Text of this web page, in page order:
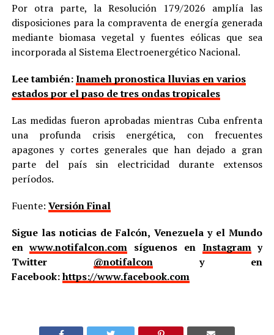
Por otra parte, la Resolución 179/2026 amplía las
disposiciones para la compraventa de energía generada
mediante biomasa vegetal y fuentes eólicas que sea
incorporada al Sistema Electroenergético Nacional.
Lee también:Inameh pronostica lluvias en varios
estados por el paso de tres ondas tropicales
Las medidas fueron aprobadas mientras Cuba enfrenta
una profunda crisis energética, con frecuentes
apagones y cortes generales que han dejado a gran
parte del país sin electricidad durante extensos
períodos.
Fuente: Versión Final
Sigue las noticias de Falcón, Venezuela y el Mundo
enwww.notifalcon.com síguenos en Instagramy
Twitter @notifalcony en
Facebook:https://www.facebook.com